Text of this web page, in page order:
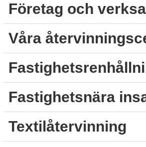
Företag och
Våra
Fastighetsnära
Textilåtervinning